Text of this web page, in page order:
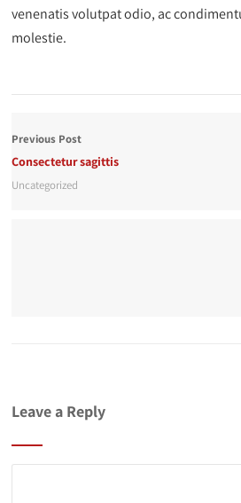
venenatis volutpat odio, ac
molestie.
Previous Post
Consectetur sagittis
Uncategorized
Leave a Reply